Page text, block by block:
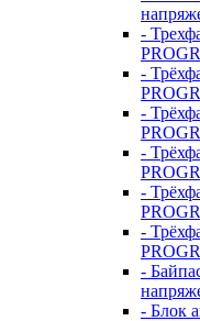
-
-
-
-
-
-
-
- Блок